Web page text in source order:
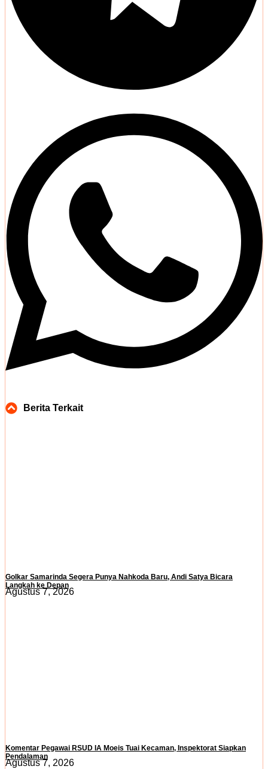
Berita Terkait
Golkar Samarinda Segera Punya Nahkoda Baru, Andi Satya Bicara
Langkah ke Depan
Agustus 7, 2026
Komentar Pegawai RSUD IA Moeis Tuai Kecaman, Inspektorat Siapkan
Pendalaman
Agustus 7, 2026